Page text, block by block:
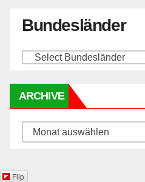
Bundesländer
ARCHIVE
Archive
Flip